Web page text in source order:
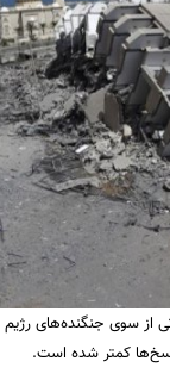
از سوی جنگنده‌های
کمتر شده است.